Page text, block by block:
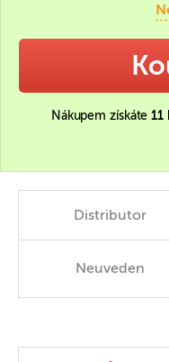
Nákupem získáte11
Distributor
Neuveden